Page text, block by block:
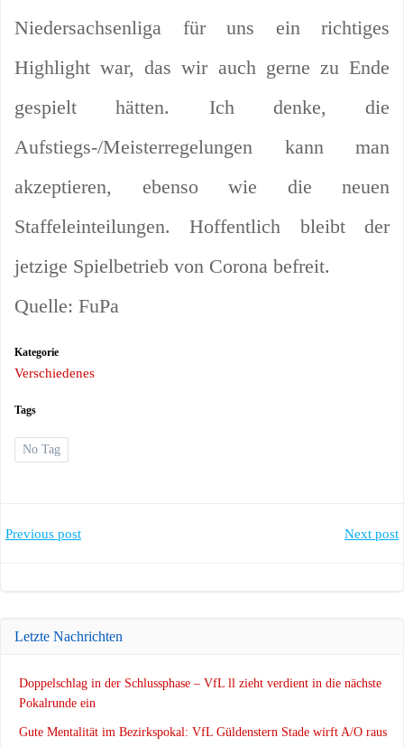
Niedersachsenliga für uns ein richtiges
Highlight war, das wir auch gerne zu Ende
gespielt hätten. Ich denke, die
Aufstiegs-/Meisterregelungen kann man
akzeptieren, ebenso wie die neuen
Staffeleinteilungen. Hoffentlich bleibt der
jetzige Spielbetrieb von Corona befreit.
Quelle: FuPa
Kategorie
Verschiedenes
Tags
No Tag
Post
Previous post Next post
Letzte Nachrichten
Doppelschlag in der Schlussphase – VfL ll zieht verdient in die nächste
Pokalrunde ein
Gute Mentalität im Bezirkspokal: VfL Güldenstern Stade wirft A/O raus